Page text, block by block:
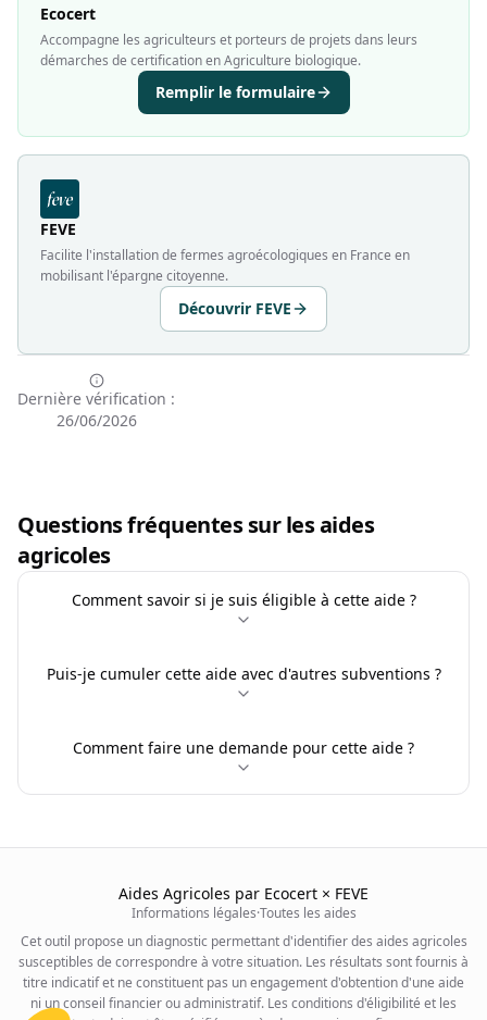
Ecocert
Accompagne les agriculteurs et porteurs de projets dans leurs
démarches de certification en Agriculture biologique.
Remplir le formulaire
FEVE
Facilite l'installation de fermes agroécologiques en France en
mobilisant l'épargne citoyenne.
Découvrir FEVE
Dernière vérification :
26/06/2026
Questions fréquentes sur les aides
agricoles
Comment savoir si je suis éligible à cette aide ?
Puis-je cumuler cette aide avec d'autres subventions ?
Comment faire une demande pour cette aide ?
Aides Agricoles par Ecocert × FEVE
Informations légales·Toutes les aides
Cet outil propose un diagnostic permettant d'identifier des aides agricoles
susceptibles de correspondre à votre situation. Les résultats sont fournis à
titre indicatif et ne constituent pas un engagement d'obtention d'une aide
ni un conseil financier ou administratif. Les conditions d'éligibilité et les